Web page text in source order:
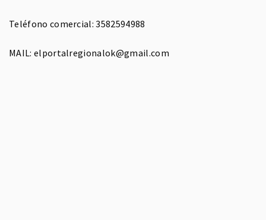
Teléfono comercial: 3582594988
MAIL: elportalregionalok@gmail.com